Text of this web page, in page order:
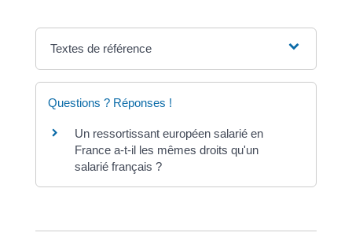
Textes de référence
Questions ? Réponses !
Un ressortissant européen salarié en
France a-t-il les mêmes droits qu'un
salarié français ?